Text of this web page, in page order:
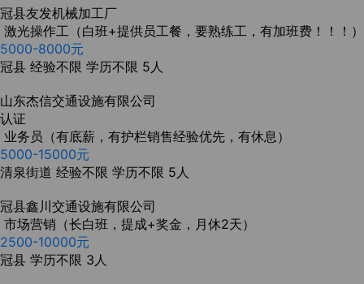
冠县友发机械加工厂
激光操作工（白班+提供员工餐，要熟练工，有加班费！！！）
5000-8000元
冠县 经验不限 学历不限 5人
山东杰信交通设施有限公司
认证
业务员（有底薪，有护栏销售经验优先，有休息）
5000-15000元
清泉街道 经验不限 学历不限 5人
冠县鑫川交通设施有限公司
市场营销（长白班，提成+奖金，月休2天）
2500-10000元
冠县 学历不限 3人